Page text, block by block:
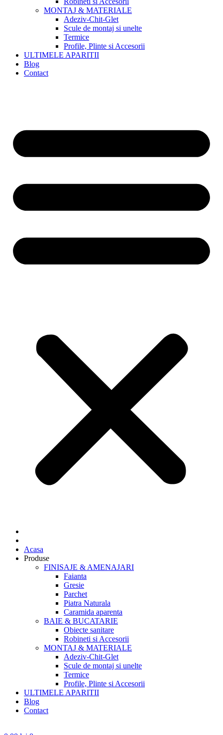
MONTAJ & MATERIALE
Adeziv-Chit-Glet
Scule de montaj si unelte
Termice
Profile, Plinte si Accesorii
ULTIMELE APARITII
Blog
Contact
Acasa
Produse
FINISAJE & AMENAJARI
Faianta
Gresie
Parchet
Piatra Naturala
Caramida aparenta
BAIE & BUCATARIE
Obiecte sanitare
Robineti si Accesorii
MONTAJ & MATERIALE
Adeziv-Chit-Glet
Scule de montaj si unelte
Termice
Profile, Plinte si Accesorii
ULTIMELE APARITII
Blog
Contact